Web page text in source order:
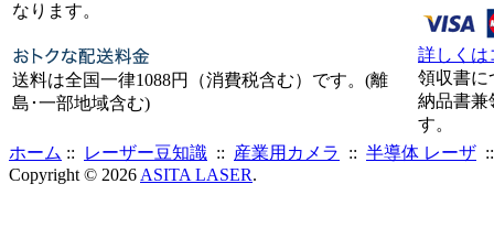
なります。
送料は全国一律1088円（消費税含む）です。(離
島･一部地域含む)
詳しくは
領収書に
納品書兼
す。
ホーム :: レーザー豆知識 :: 産業用カメラ :: 半導体 レーザ
Copyright © 2026 ASITA LASER.